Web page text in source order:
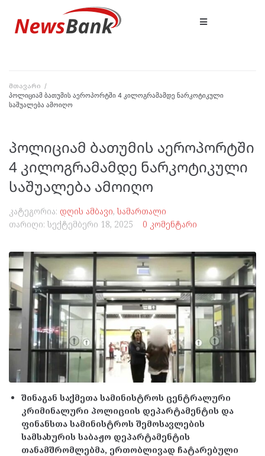
მთავარი /
პოლიციამ ბათუმის აეროპორტში 4 კილოგრამამდე ნარკოტიკული
საშუალება ამოიღო
პოლიციამ ბათუმის აეროპორტში
4 კილოგრამამდე ნარკოტიკული
საშუალება ამოიღო
კატეგორია: დღის ამბავი, სამართალი
თარიღი: სექტემბერი 18, 2025 0 კომენტარი
შინაგან საქმეთა სამინისტროს ცენტრალური
კრიმინალური პოლიციის დეპარტამენტის და
ფინანსთა სამინისტროს შემოსავლების
სამსახურის საბაჟო დეპარტამენტის
თანამშრომლებმა, ერთობლივად ჩატარებული